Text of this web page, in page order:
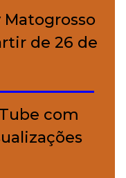
skincare: a
Matogrosso
de 26 de
com